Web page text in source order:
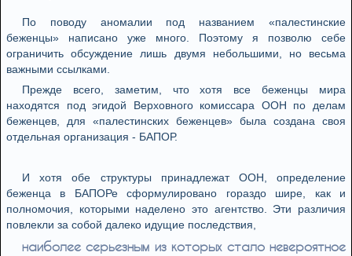
По поводу аномалии под названием «палестинские
беженцы» написано уже много. Поэтому я позволю себе
ограничить обсуждение лишь двумя небольшими, но весьма
важными ссылками.
Прежде всего, заметим, что хотя все беженцы мира
находятся под эгидой Верховного комиссара ООН по делам
беженцев, для «палестинских беженцев» была создана своя
отдельная организация - БАПОР.
И хотя обе структуры принадлежат ООН, определение
беженца в БАПОРе сформулировано гораздо шире, как и
полномочия, которыми наделено это агентство. Эти различия
повлекли за собой далеко идущие последствия,
наиболее серьезным из которых стало невероятное